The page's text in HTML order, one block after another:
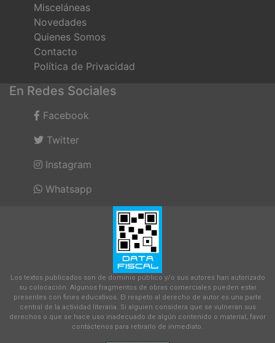
Misceláneas
Novedades
Quienes Somos
Contacto
Política de Privacidad
En Redes Sociales
Facebook
Twitter
Instagram
Whatsapp
Los textos publicados son de dominio público y/o sus autores han autorizado
su colocación. Algunos fragmentos de obras comerciales pueden estar
presentes con fines educativos. El respeto al derecho de autor es una parte
central de la actividad literaria. Si alguien considera que se vulneran sus
derechos o que se hace uso inadecuado de algún contenido o material, favor
contáctenos para retirarlo de inmediato.